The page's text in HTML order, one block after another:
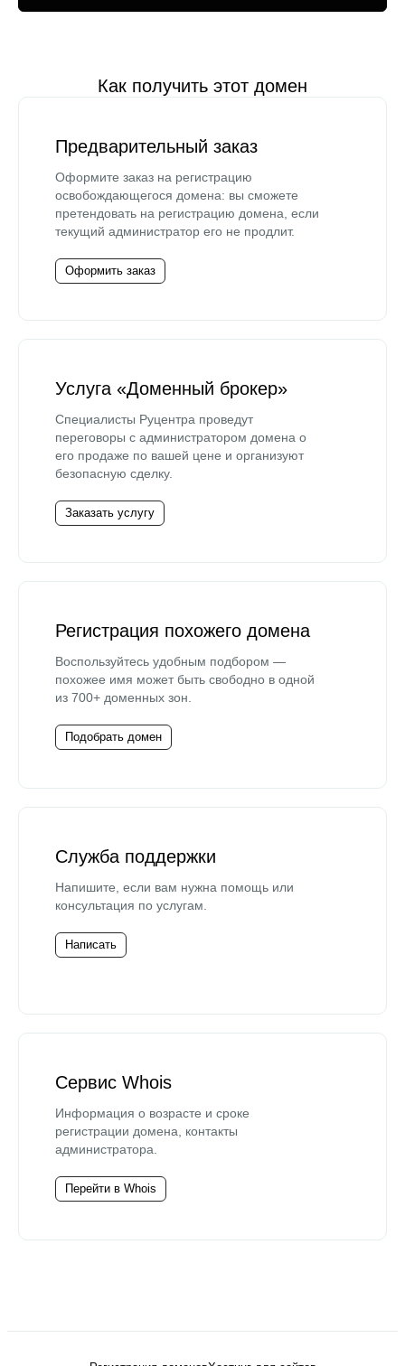
Как получить этот домен
Предварительный заказ
Оформите заказ на регистрацию
освобождающегося домена: вы сможете
претендовать на регистрацию домена, если
текущий администратор его не продлит.
Оформить заказ
Услуга «Доменный брокер»
Специалисты Руцентра проведут
переговоры с администратором домена о
его продаже по вашей цене и организуют
безопасную сделку.
Заказать услугу
Регистрация похожего домена
Воспользуйтесь удобным подбором —
похожее имя может быть свободно в одной
из 700+ доменных зон.
Подобрать домен
Служба поддержки
Напишите, если вам нужна помощь или
консультация по услугам.
Написать
Сервис Whois
Информация о возрасте и сроке
регистрации домена, контакты
администратора.
Перейти в Whois